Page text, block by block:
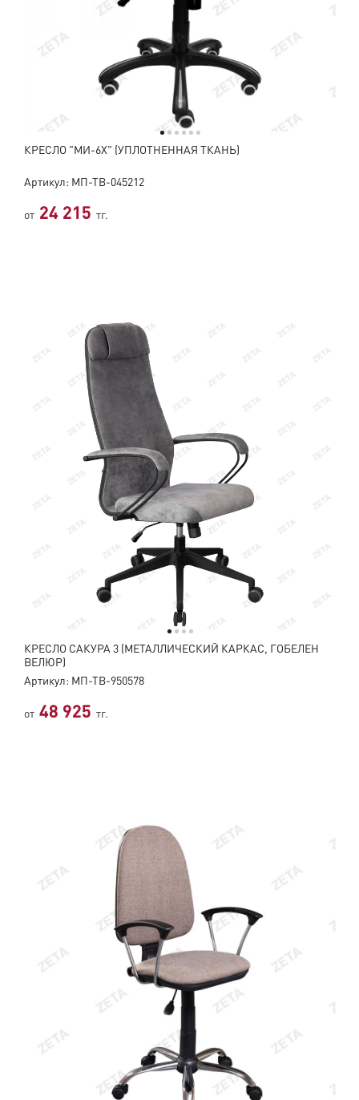
КРЕСЛО "МИ-6Х" (УПЛОТНЕННАЯ ТКАНЬ)
Артикул: МП-ТВ-045212
от 24 215 тг.
КРЕСЛО САКУРА 3 (МЕТАЛЛИЧЕСКИЙ КАРКАС, ГОБЕЛЕН
ВЕЛЮР)
Артикул: МП-ТВ-950578
от 48 925 тг.